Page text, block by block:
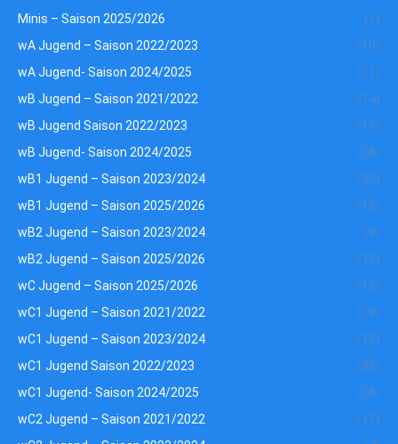
Minis – Saison 2025/2026
(1)
wA Jugend – Saison 2022/2023
(10)
wA Jugend- Saison 2024/2025
(11)
wB Jugend – Saison 2021/2022
(14)
wB Jugend Saison 2022/2023
(15)
wB Jugend- Saison 2024/2025
(26)
wB1 Jugend – Saison 2023/2024
(20)
wB1 Jugend – Saison 2025/2026
(18)
wB2 Jugend – Saison 2023/2024
(9)
wB2 Jugend – Saison 2025/2026
(15)
wC Jugend – Saison 2025/2026
(13)
wC1 Jugend – Saison 2021/2022
(19)
wC1 Jugend – Saison 2023/2024
(18)
wC1 Jugend Saison 2022/2023
(38)
wC1 Jugend- Saison 2024/2025
(26)
wC2 Jugend – Saison 2021/2022
(17)